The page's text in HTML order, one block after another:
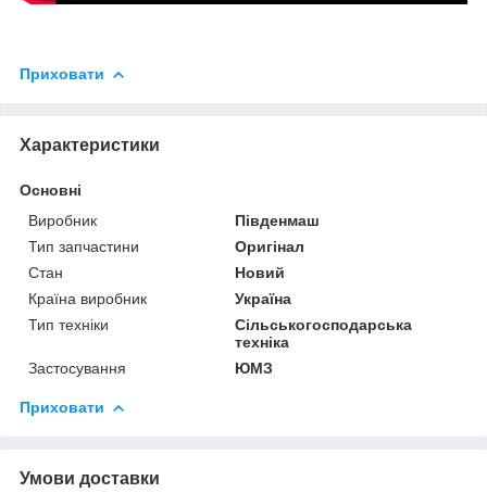
Приховати
Характеристики
Основні
Виробник
Південмаш
Тип запчастини
Оригінал
Стан
Новий
Країна виробник
Україна
Тип техніки
Сільськогосподарська
техніка
Застосування
ЮМЗ
Приховати
Умови доставки